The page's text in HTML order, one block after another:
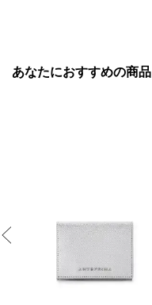
あなたにおすすめの商品